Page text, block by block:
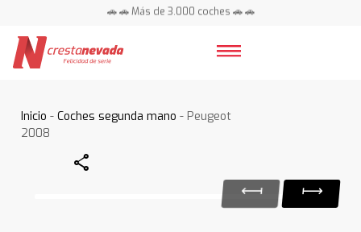
🚗 🚗 Más de 3.000 coches 🚗 🚗
Inicio -Coches segunda mano - Peugeot
2008
Share